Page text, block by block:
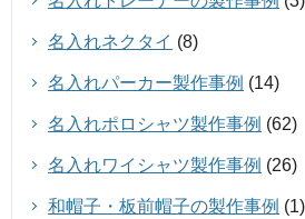
名入れネクタイ (8)
名入れパーカー製作事例 (14)
名入れポロシャツ製作事例 (62)
名入れワイシャツ製作事例 (26)
和帽子・板前帽子の製作事例 (1)